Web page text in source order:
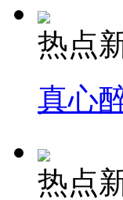
消防员救轻生者
纽约上演“枕头
司机酒驾遇交
热点
真心
热点